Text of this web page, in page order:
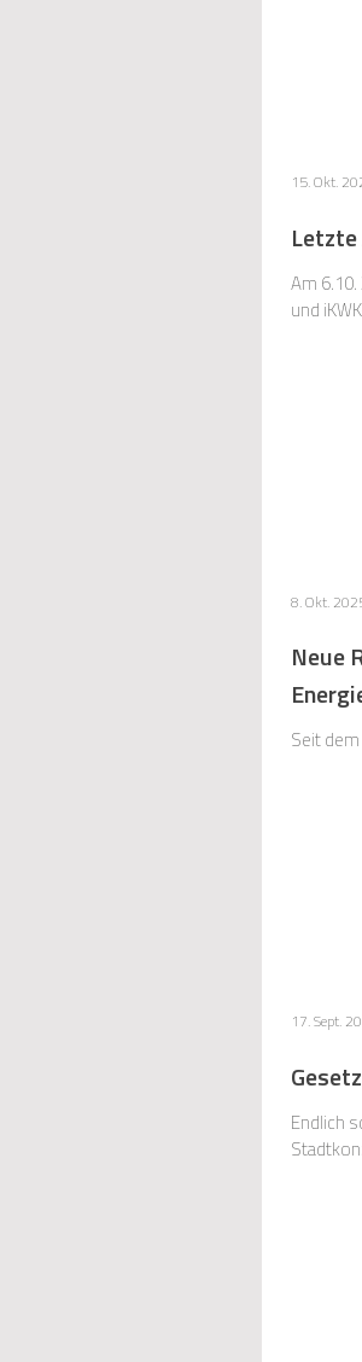
Am
und
15. Okt.
Neue
Seit
8. Okt.
Endlich
17. Sept.